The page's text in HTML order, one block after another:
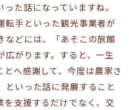
た話になっていますね。
転手といった観光事業者が
などには、「あそこの旅館
広がります。すると、一生
へ感謝して、今度は農家さ
といった話に発展すること
を支援するだけでなく、交